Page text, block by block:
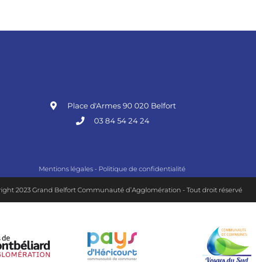
Place d'Armes 90 020 Belfort
03 84 54 24 24
Mentions légales - Politique de confidentialité
2023 Grand Belfort Communauté d’Agglomération - Tout droit réservé